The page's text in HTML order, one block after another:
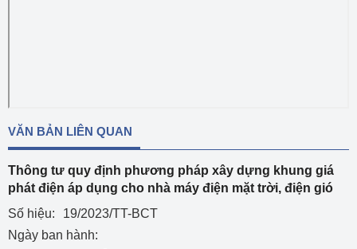
VĂN BẢN LIÊN QUAN
Thông tư quy định phương pháp xây dựng khung giá
phát điện áp dụng cho nhà máy điện mặt trời, điện gió
Số hiệu:
19/2023/TT-BCT
Ngày ban hành: